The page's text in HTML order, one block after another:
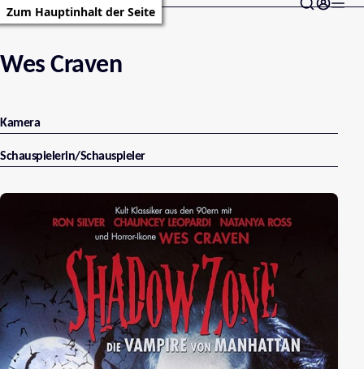
Zum Hauptinhalt der Seite
Wes Craven
Kamera
Schauspielerin/Schauspieler